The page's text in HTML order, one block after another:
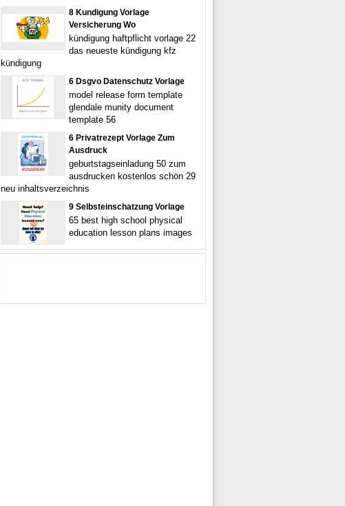
8 Kundigung Vorlage
Versicherung Wo
kündigung haftpflicht vorlage 22
das neueste kündigung kfz
kündigung
6 Dsgvo Datenschutz Vorlage
model release form template
glendale munity document
template 56
6 Privatrezept Vorlage Zum
Ausdruck
geburtstagseinladung 50 zum
ausdrucken kostenlos schön 29
neu inhaltsverzeichnis
9 Selbsteinschatzung Vorlage
65 best high school physical
education lesson plans images